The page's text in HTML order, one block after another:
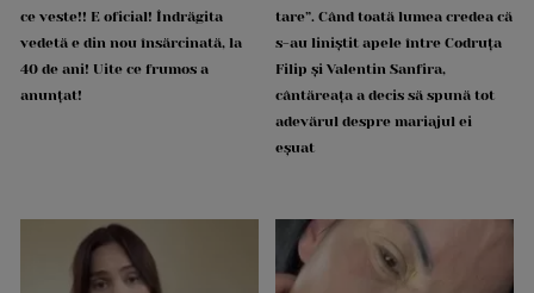
ce veste!! E oficial! Îndrăgita
vedetă e din nou însărcinată, la
40 de ani! Uite ce frumos a
anunțat!
tare”. Când toată lumea credea că
s-au liniștit apele între Codruța
Filip și Valentin Sanfira,
cântăreața a decis să spună tot
adevărul despre mariajul ei
eșuat